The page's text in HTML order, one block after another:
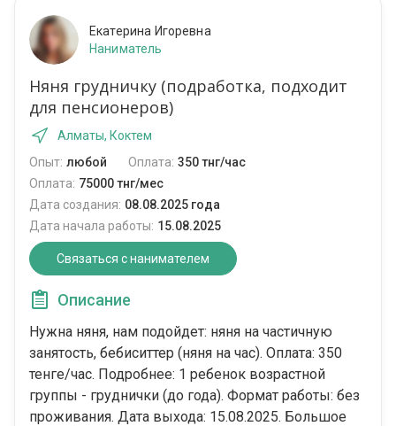
Екатерина Игоревна
Наниматель
Няня грудничку (подработка, подходит
для пенсионеров)
Алматы, Коктем
Опыт: любой Оплата: 350 тнг/час
Оплата: 75000 тнг/мес
Дата создания: 08.08.2025 года
Дата начала работы: 15.08.2025
Связаться с нанимателем
Описание
Нужна няня, нам подойдет: няня на частичную
занятость, бебиситтер (няня на час). Оплата: 350
тенге/час. Подробнее: 1 ребенок возрастной
группы - груднички (до года). Формат работы: без
проживания. Дата выхода: 15.08.2025. Большое